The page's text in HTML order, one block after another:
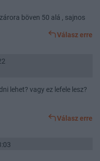
böven 50 alá , sajnos
Válasz erre
lehet? vagy ez lefele lesz?
Válasz erre